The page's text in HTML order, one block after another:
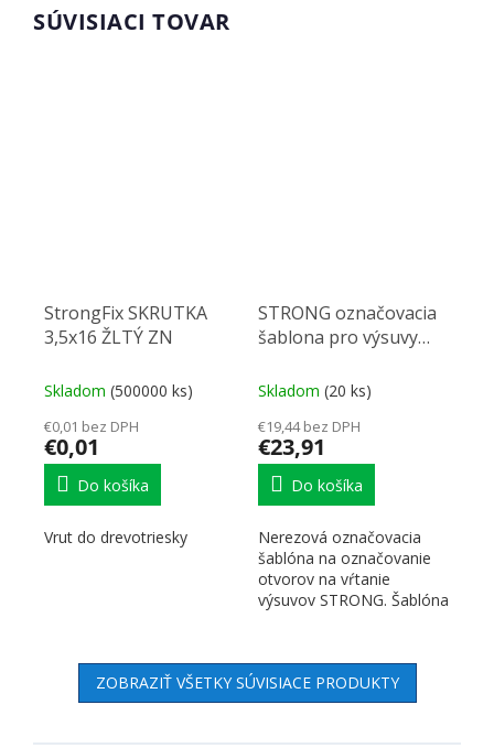
SÚVISIACI TOVAR
StrongFix SKRUTKA
3,5x16 ŽLTÝ ZN
Skladom (500000 ks)
€0,01 bez DPH
€0,01
Do košíka
Vrut do drevotriesky
STRONG označovacia
šablona pro výsuvy
Skladom (20 ks)
€19,44 bez DPH
€23,91
Do košíka
Nerezová označovacia
šablóna na označovanie
otvorov na vŕtanie
výsuvov STRONG. Šablóna
ZOBRAZIŤ VŠETKY SÚVISIACE PRODUKTY